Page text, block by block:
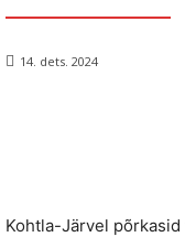
14. dets. 2024
Kohtla-Järvel